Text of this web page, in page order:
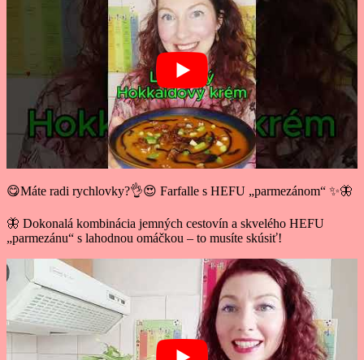
😋Máte radi rychlovky?👌😍 Farfalle s HEFU „parmezánom“ ✨🦋
🦋 Dokonalá kombinácia jemných cestovín a skvelého HEFU
„parmezánu“ s lahodnou omáčkou – to musíte skúsiť!